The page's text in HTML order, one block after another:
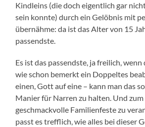
Kindleins (die doch eigentlich gar
sein konnte) durch ein Gelöbnis mit
übernähme: da ist das Alter von 15
passendste.
Es ist das passendste, ja freilich,
wie schon bemerkt ein Doppeltes
einen, Gott auf eine – kann man das
Manier für Narren zu halten. Und zum
geschmackvolle Familienfeste zu
passt es trefflich, wie alles bei dieser